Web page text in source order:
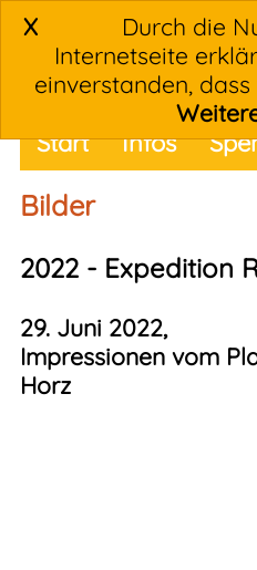
X
Durch die
Internetseite
einverstanden,
Start Infos
Termine
Bilder
2022 - Expedition
29. Juni 2022,
Impressionen vom
Horz